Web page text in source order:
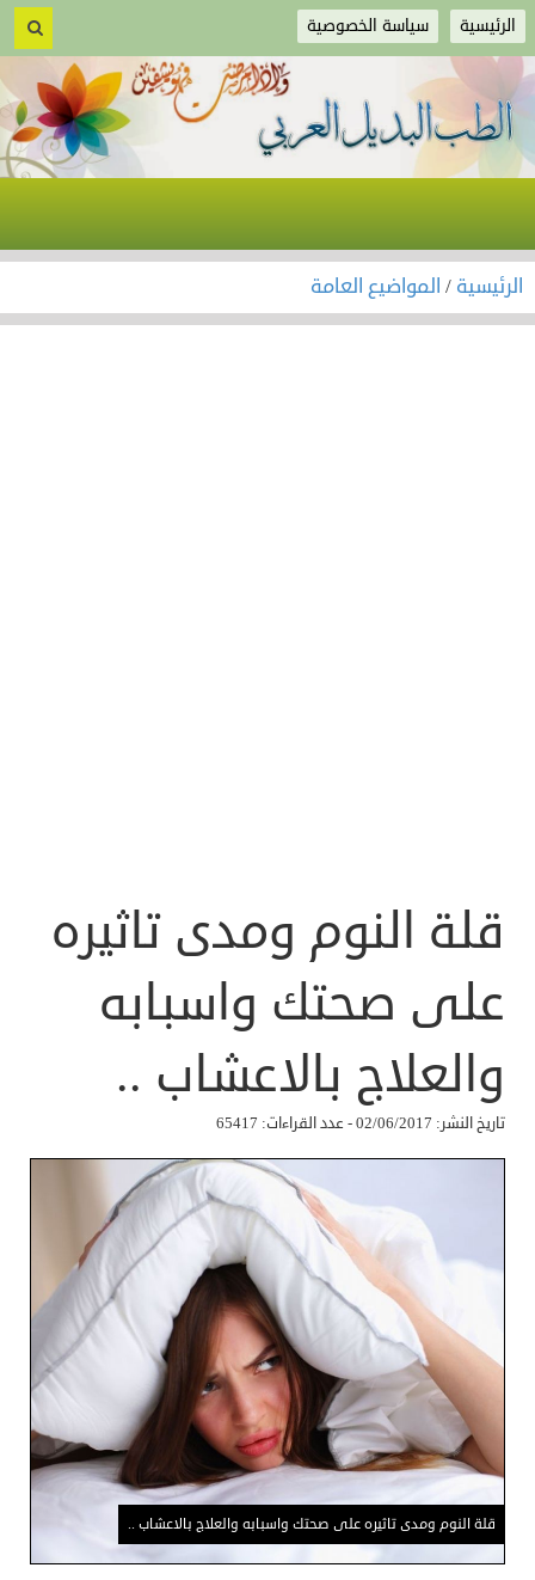
الرئيسية سياسة الخصوصية
الرئيسية / المواضيع العامة
قلة النوم ومدى تاثيره
على صحتك واسبابه
والعلاج بالاعشاب ..
تاريخ النشر: 02/06/2017 - عدد القراءات: 65417
قلة النوم ومدى تاثيره على صحتك واسبابه والعلاج بالاعشاب ..